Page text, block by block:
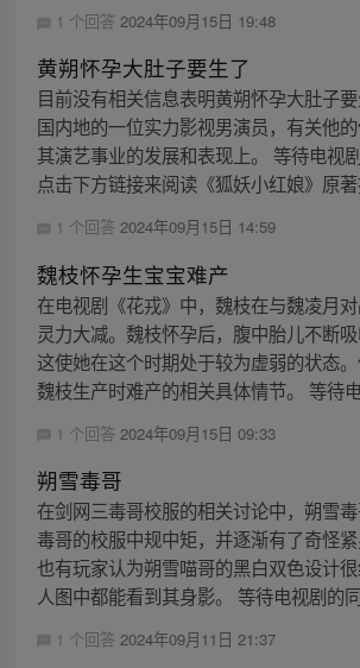
1 个回答 2024年09月15日 19:48
黄朔怀孕大肚子要生了
目前没有相关信息表明黄朔怀孕大肚子
国内地的一位实力影视男演员，有关他
其演艺事业的发展和表现上。 等待电视
点击下方链接来阅读《狐妖小红娘》原
1 个回答 2024年09月15日 14:59
魏枝怀孕生宝宝难产
在电视剧《花戎》中，魏枝在与魏凌月
灵力大减。魏枝怀孕后，腹中胎儿不断吸
这使她在这个时期处于较为虚弱的状态
魏枝生产时难产的相关具体情节。 等待
1 个回答 2024年09月15日 09:33
朔雪毒哥
在剑网三毒哥校服的相关讨论中，朔雪
毒哥的校服中规中矩，并逐渐有了奇怪紧
也有玩家认为朔雪喵哥的黑白双色设计
人图中都能看到其身影。 等待电视剧的
1 个回答 2024年09月11日 21:37